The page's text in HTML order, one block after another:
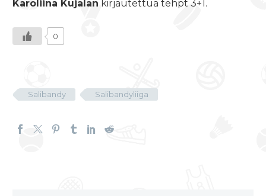
Karoliina Kujalan kirjautettua tehpt 3+1.
0
Salibandy Salibandyliiga